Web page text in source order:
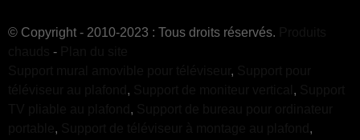
© Copyright - 2010-2023 : Tous droits réservés.
-
,
, ,
,
, ,